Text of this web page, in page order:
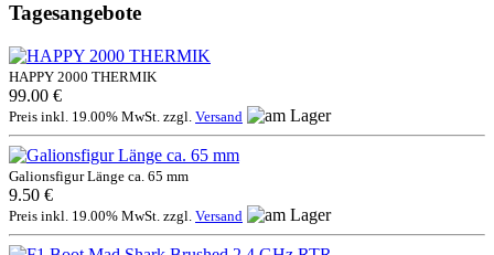
Tagesangebote
HAPPY 2000 THERMIK
99.00 €
Preis inkl. 19.00% MwSt. zzgl. Versand
Galionsfigur Länge ca. 65 mm
9.50 €
Preis inkl. 19.00% MwSt. zzgl. Versand